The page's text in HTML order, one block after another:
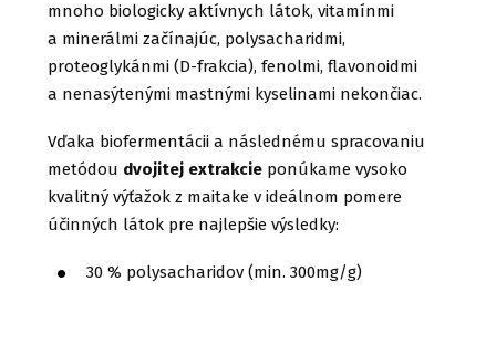
mnoho biologicky aktívnych látok, vitamínmi
a minerálmi začínajúc, polysacharidmi,
proteoglykánmi (D-frakcia), fenolmi, flavonoidmi
a nenasýtenými mastnými kyselinami nekončiac.
Vďaka biofermentácii a následnému spracovaniu
metódou dvojitej extrakcieponúkame vysoko
kvalitný výťažok z maitake v ideálnom pomere
účinných látok pre najlepšie výsledky:
30 % polysacharidov (min. 300mg/g)